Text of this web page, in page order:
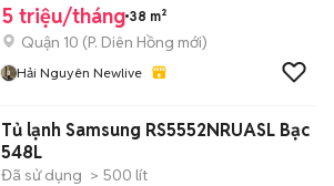
5 triệu/tháng 38 m²
Quận 10 (P. Diên Hồng mới)
Hải Nguyên Newlive
Tủ lạnh Samsung RS5552NRUASL Bạc
548L
Đã sử dụng > 500 lít